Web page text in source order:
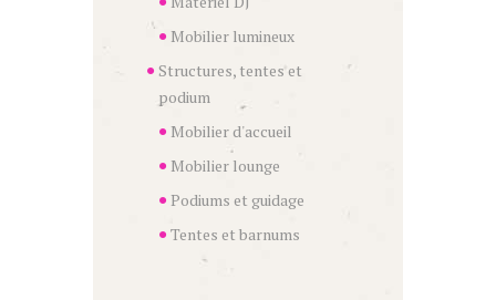
Mobilier lumineux
Structures, tentes et
podium
Mobilier d'accueil
Mobilier lounge
Podiums et guidage
Tentes et barnums